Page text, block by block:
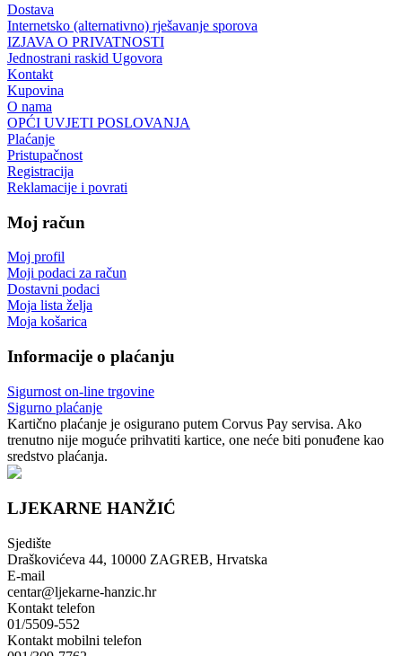
Dostava
Internetsko (alternativno) rješavanje sporova
IZJAVA O PRIVATNOSTI
Jednostrani raskid Ugovora
Kontakt
Kupovina
O nama
OPĆI UVJETI POSLOVANJA
Plaćanje
Pristupačnost
Registracija
Reklamacije i povrati
Moj račun
Moj profil
Moji podaci za račun
Dostavni podaci
Moja lista želja
Moja košarica
Informacije o plaćanju
Sigurnost on-line trgovine
Sigurno plaćanje
Kartično plaćanje je osigurano putem Corvus Pay servisa. Ako
trenutno nije moguće prihvatiti kartice, one neće biti ponuđene kao
sredstvo plaćanja.
LJEKARNE HANŽIĆ
Sjedište
Draškovićeva 44, 10000 ZAGREB, Hrvatska
E-mail
centar@ljekarne-hanzic.hr
Kontakt telefon
01/5509-552
Kontakt mobilni telefon